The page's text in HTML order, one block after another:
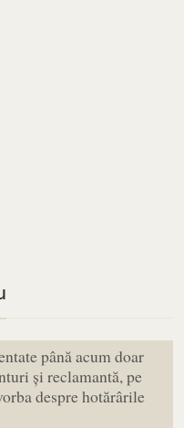
până acum doar
și reclamantă, pe
despre hotărârile